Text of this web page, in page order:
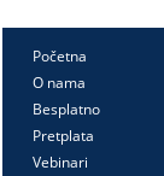
Početna
O nama
Besplatno
Pretplata
Vebinari